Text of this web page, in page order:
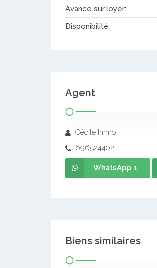
Avance sur loyer:
Disponibilité:
Agent
Cécile Immo
696524402
WhatsApp 1
Biens similaires